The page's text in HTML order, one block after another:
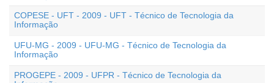
COPESE - UFT - 2009 - UFT - Técnico de Tecnologia da
Informação
UFU-MG - 2009 - UFU-MG - Técnico de Tecnologia da
Informação
PROGEPE - 2009 - UFPR - Técnico de Tecnologia da